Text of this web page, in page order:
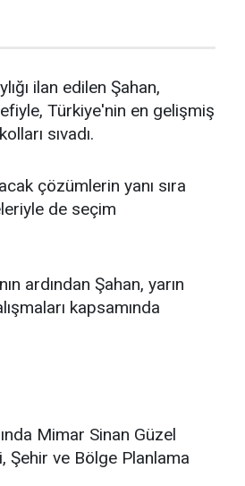
ilan edilen Şahan,
Türkiye'nin en gelişmiş
sıvadı.
çözümlerin yanı sıra
de seçim
ardından Şahan, yarın
kapsamında
Mimar Sinan Güzel
Şehir ve Bölge Planlama